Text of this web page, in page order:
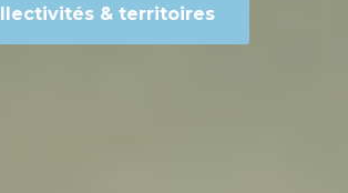
& territoires